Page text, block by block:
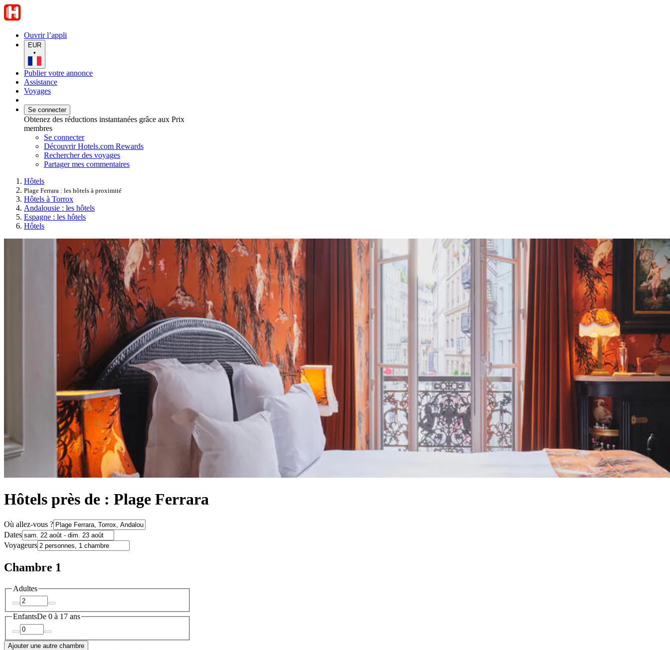
Ouvrir l’appli
EUR
•
Publier votre annonce
Assistance
Voyages
Se connecter
Obtenez des réductions instantanées grâce aux Prix
membres
Se connecter
Découvrir Hotels.com Rewards
Rechercher des voyages
Partager mes commentaires
Hôtels
Plage Ferrara : les hôtels à proximité
Hôtels à Torrox
Andalousie : les hôtels
Espagne : les hôtels
Hôtels
Hôtels près de : Plage Ferrara
Où allez-vous ?
Dates
Voyageurs
Chambre 1
Adultes
EnfantsDe 0 à 17 ans
Ajouter une autre chambre